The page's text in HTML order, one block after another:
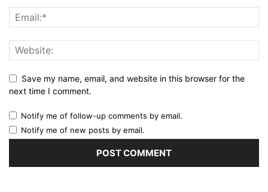
Save my name, email, and website in this browser for the
next time I comment.
Notify me of follow-up comments by email.
Notify me of new posts by email.